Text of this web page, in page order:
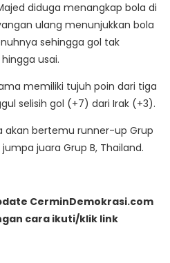
diduga menangkap bola di
ulang menunjukkan bola
sehingga gol tak
usai.
memiliki tujuh poin dari tiga
selisih gol (+7) dari Irak (+3).
akan bertemu runner-up Grup
juara Grup B, Thailand.
CerminDemokrasi.com
cara ikuti/klik link